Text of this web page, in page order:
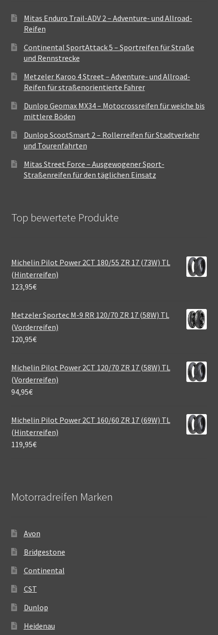
Mitas Enduro Trail-ADV 2 – Adventure- und Allroad-
Reifen
Continental SportAttack 5 – Sportreifen für Straße
und Rennstrecke
Metzeler Karoo 4 Street – Adventure- und Allroad-
Reifen für straßenorientierte Fahrer
Dunlop Geomax MX34 – Motocrossreifen für weiche bis
mittlere Böden
Dunlop ScootSmart 2 – Rollerreifen für Stadtverkehr
und Tourenfahrten
Mitas Street Force – Ausgewogener Sport-
Straßenreifen für den täglichen Einsatz
Top bewertete Produkte
Michelin Pilot Power 2CT 180/55 ZR 17 (73W) TL
(Hinterreifen)
123,95€
Metzeler Sportec M-9 RR 120/70 ZR 17 (58W) TL
(Vorderreifen)
120,95€
Michelin Pilot Power 2CT 120/70 ZR 17 (58W) TL
(Vorderreifen)
94,95€
Michelin Pilot Power 2CT 160/60 ZR 17 (69W) TL
(Hinterreifen)
119,95€
Motorradreifen Marken
Avon
Bridgestone
Continental
CST
Dunlop
Heidenau